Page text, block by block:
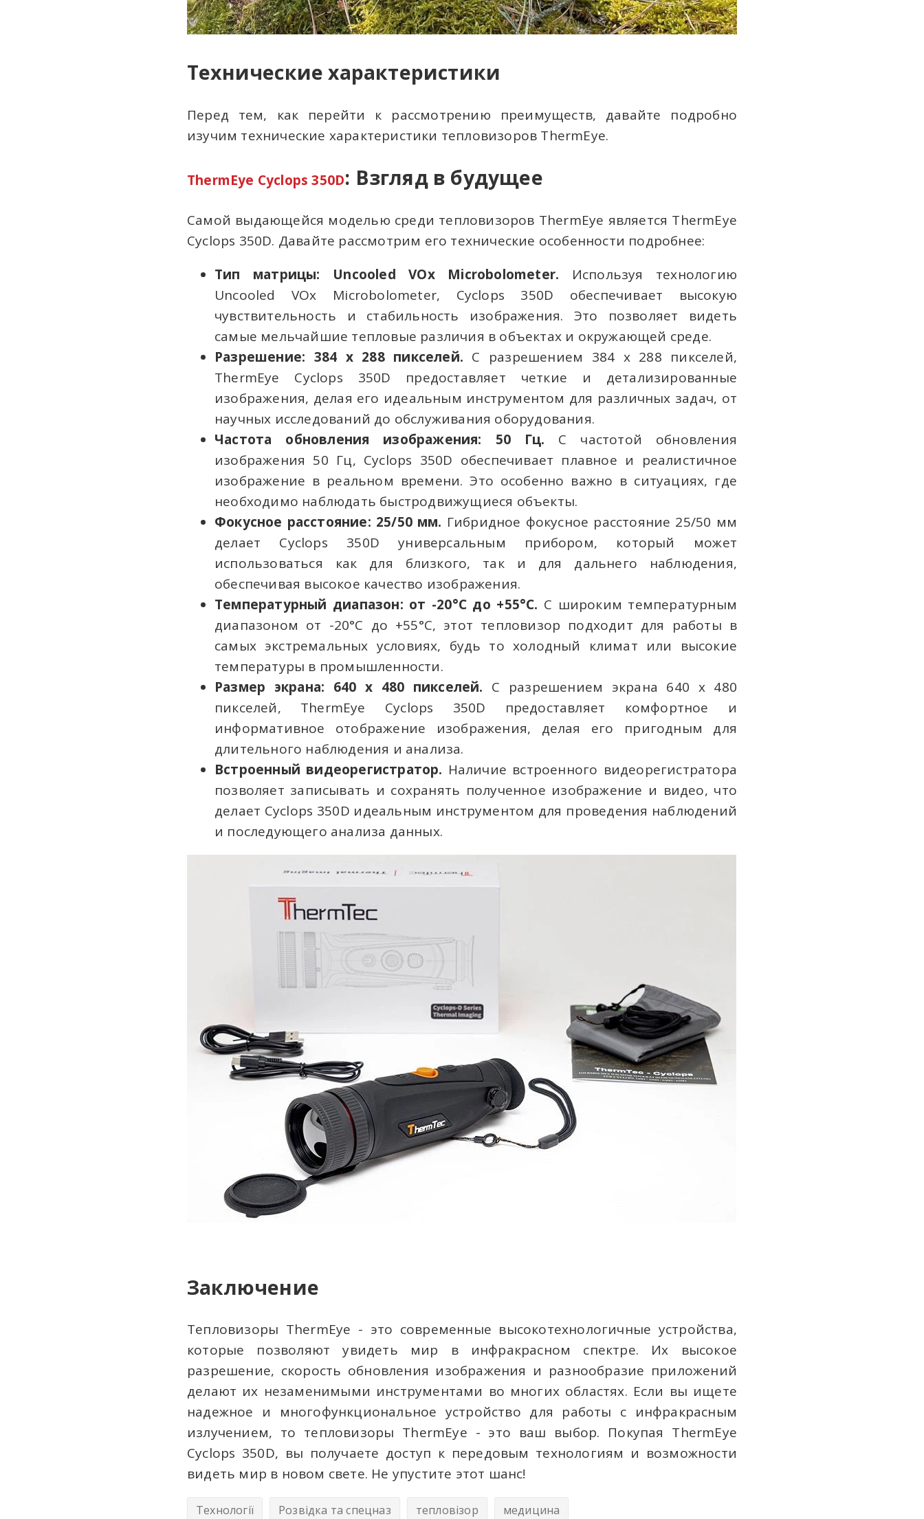
Технические характеристики
Перед тем, как перейти к рассмотрению преимуществ, давайте подробно
изучим технические характеристики тепловизоров ThermEye.
ThermEye Cyclops 350D: Взгляд в будущее
Самой выдающейся моделью среди тепловизоров ThermEye является ThermEye
Cyclops 350D. Давайте рассмотрим его технические особенности подробнее:
Тип матрицы: Uncooled VOx Microbolometer. Используя технологию
Uncooled VOx Microbolometer, Cyclops 350D обеспечивает высокую
чувствительность и стабильность изображения. Это позволяет видеть
самые мельчайшие тепловые различия в объектах и окружающей среде.
Разрешение: 384 x 288 пикселей. С разрешением 384 x 288 пикселей,
ThermEye Cyclops 350D предоставляет четкие и детализированные
изображения, делая его идеальным инструментом для различных задач, от
научных исследований до обслуживания оборудования.
Частота обновления изображения: 50 Гц. С частотой обновления
изображения 50 Гц, Cyclops 350D обеспечивает плавное и реалистичное
изображение в реальном времени. Это особенно важно в ситуациях, где
необходимо наблюдать быстродвижущиеся объекты.
Фокусное расстояние: 25/50 мм. Гибридное фокусное расстояние 25/50 мм
делает Cyclops 350D универсальным прибором, который может
использоваться как для близкого, так и для дальнего наблюдения,
обеспечивая высокое качество изображения.
Температурный диапазон: от -20°C до +55°C. С широким температурным
диапазоном от -20°C до +55°C, этот тепловизор подходит для работы в
самых экстремальных условиях, будь то холодный климат или высокие
температуры в промышленности.
Размер экрана: 640 x 480 пикселей. С разрешением экрана 640 x 480
пикселей, ThermEye Cyclops 350D предоставляет комфортное и
информативное отображение изображения, делая его пригодным для
длительного наблюдения и анализа.
Встроенный видеорегистратор. Наличие встроенного видеорегистратора
позволяет записывать и сохранять полученное изображение и видео, что
делает Cyclops 350D идеальным инструментом для проведения наблюдений
и последующего анализа данных.
Заключение
Тепловизоры ThermEye - это современные высокотехнологичные устройства,
которые позволяют увидеть мир в инфракрасном спектре. Их высокое
разрешение, скорость обновления изображения и разнообразие приложений
делают их незаменимыми инструментами во многих областях. Если вы ищете
надежное и многофункциональное устройство для работы с инфракрасным
излучением, то тепловизоры ThermEye - это ваш выбор. Покупая ThermEye
Cyclops 350D, вы получаете доступ к передовым технологиям и возможности
видеть мир в новом свете. Не упустите этот шанс!
Технології Розвідка та спецназ тепловізор медицина